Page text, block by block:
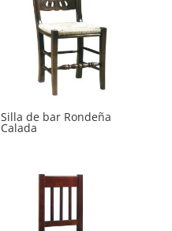
Silla de bar Rondeña
Calada